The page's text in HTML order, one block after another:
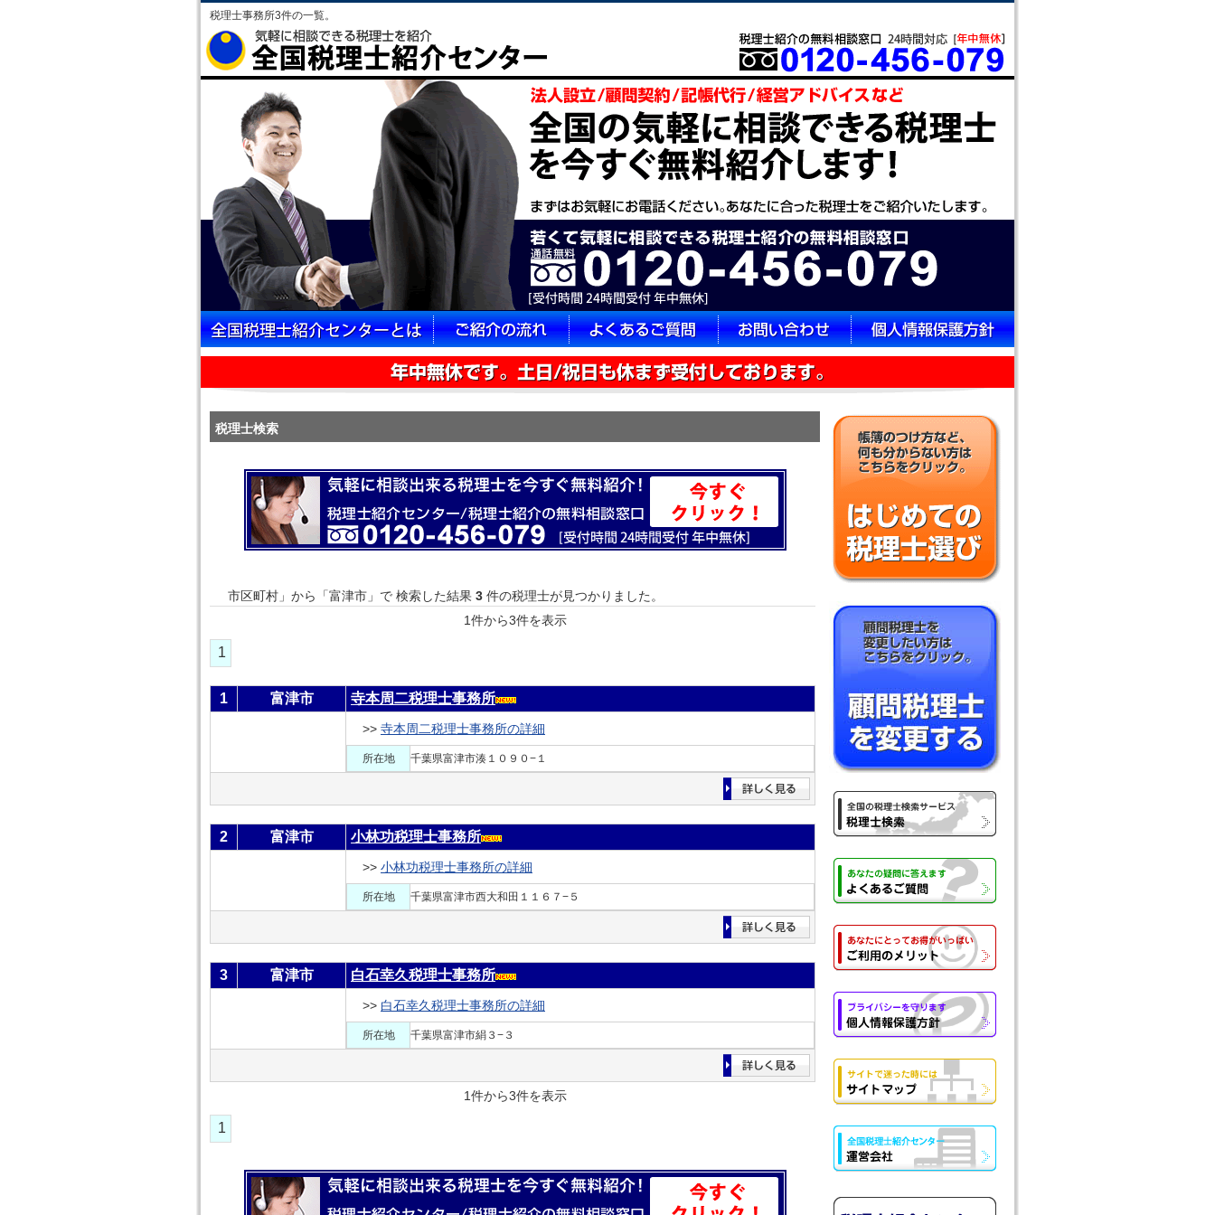
税理士事務所3件の一覧。
税理士検索
市区町村」から「富津市」で 検索した結果 3 件の税理士が見つかりました。
1件から3件を表示
1
1 富津市 寺本周二税理士事務所
>> 寺本周二税理士事務所の詳細
所在地 千葉県富津市湊１０９０−１
2 富津市 小林功税理士事務所
>> 小林功税理士事務所の詳細
所在地 千葉県富津市西大和田１１６７−５
3 富津市 白石幸久税理士事務所
>> 白石幸久税理士事務所の詳細
所在地 千葉県富津市絹３−３
1件から3件を表示
1